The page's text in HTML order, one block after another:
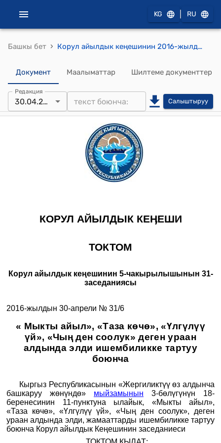
KG RU
Башкы бет › Корул айылдык кеңешинин 2016-жылдын 30-апрелиндеги № 31/6 "Мыкты айыл", "Таза көчө", "Үлгүлүү үй", "Чың ден соолук" деген ураан алдында элди ишембиликке тартуу боюнча" токтому
Документ Маалыматтар Шилтеме документтер
Редакция
30.04.2016 Салыштыруу